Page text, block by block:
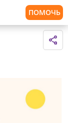
ПОМОЧЬ